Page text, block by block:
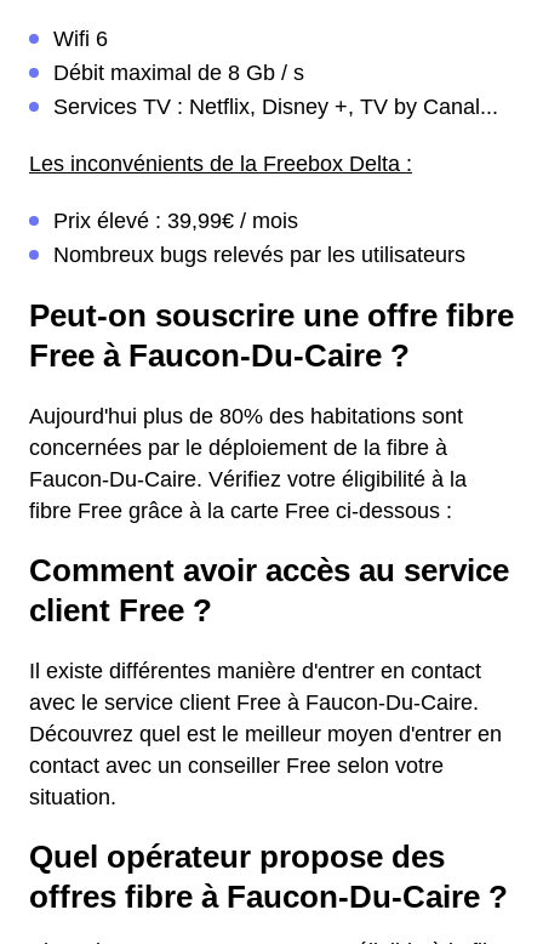
Wifi 6
Débit maximal de 8 Gb / s
Services TV : Netflix, Disney +, TV by Canal...
Les inconvénients de la Freebox Delta :
Prix élevé : 39,99€ / mois
Nombreux bugs relevés par les utilisateurs
Peut-on souscrire une offre fibre
Free à Faucon-Du-Caire ?
Aujourd'hui plus de 80% des habitations sont
concernées par le déploiement de la fibre à
Faucon-Du-Caire. Vérifiez votre éligibilité à la
fibre Free grâce à la carte Free ci-dessous :
Comment avoir accès au service
client Free ?
Il existe différentes manière d'entrer en contact
avec le service client Free à Faucon-Du-Caire.
Découvrez quel est le meilleur moyen d'entrer en
contact avec un conseiller Free selon votre
situation.
Quel opérateur propose des
offres fibre à Faucon-Du-Caire ?